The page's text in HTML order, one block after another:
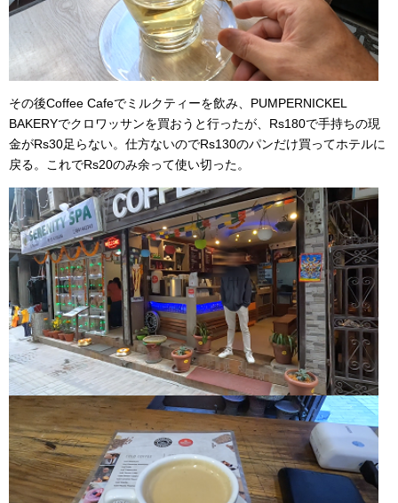
その後Coffee Cafeでミルクティーを飲み、PUMPERNICKEL
BAKERYでクロワッサンを買おうと行ったが、Rs180で手持ちの現
金がRs30足らない。仕方ないのでRs130のパンだけ買ってホテルに
戻る。これでRs20のみ余って使い切った。